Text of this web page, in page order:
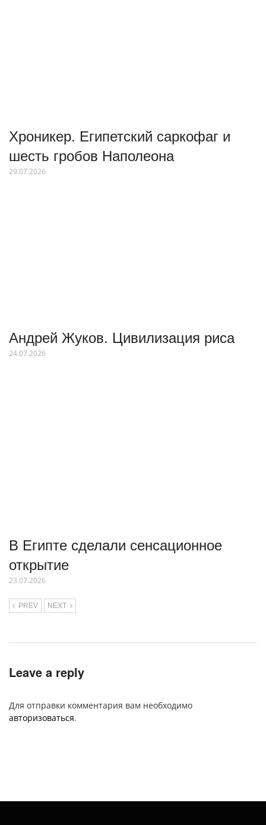
Хроникер. Египетский саркофаг и
шесть гробов Наполеона
29.07.2026
Андрей Жуков. Цивилизация риса
24.07.2026
В Египте сделали сенсационное
открытие
23.07.2026
PREV NEXT
Leave a reply
Для отправки комментария вам необходимо
авторизоваться.